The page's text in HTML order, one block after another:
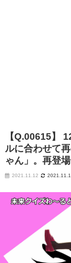
【Q.00615】
ルに合わせて
ゃん」。再登
2021.11.12